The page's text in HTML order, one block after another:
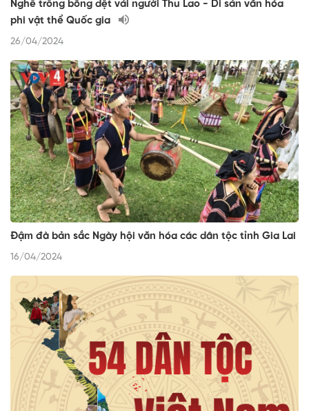
Nghề trồng bông dệt vải người Thu Lao - Di sản văn hóa
phi vật thể Quốc gia
26/04/2024
Đậm đà bản sắc Ngày hội văn hóa các dân tộc tỉnh Gia Lai
16/04/2024